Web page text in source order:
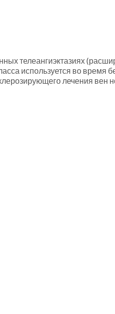
телеангиэктазиях
используется во время
лечения вен